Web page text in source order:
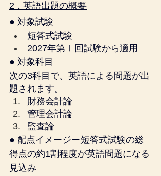
2．英語出題の概要
● 対象試験
短答式試験
2027年第Ⅰ回試験から適用
● 対象科目
次の3科目で、英語による問題が出
題されます。
財務会計論
管理会計論
監査論
● 配点イメージー短答式試験の総
得点の約1割程度が英語問題になる
見込み